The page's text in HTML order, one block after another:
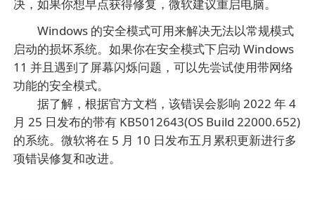
决，如果你想早点获得修复，微软建议重启电脑。
Windows 的安全模式可用来解决无法以常规模式
启动的损坏系统。如果你在安全模式下启动 Windows
11 并且遇到了屏幕闪烁问题，可以先尝试使用带网络
功能的安全模式。
据了解，根据官方文档，该错误会影响 2022 年 4
月 25 日发布的带有 KB5012643(OS Build 22000.652)
的系统。微软将在 5 月 10 日发布五月累积更新进行多
项错误修复和改进。